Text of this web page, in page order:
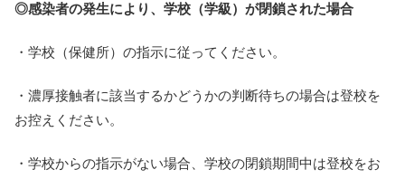
◎感染者の発生により、学校（学級）が閉鎖された場合
・学校（保健所）の指示に従ってください。
・濃厚接触者に該当するかどうかの判断待ちの場合は登校を
お控えください。
・学校からの指示がない場合、学校の閉鎖期間中は登校をお